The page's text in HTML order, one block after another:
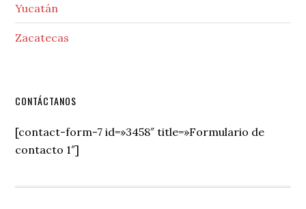
Yucatán
Zacatecas
Secondary
Sidebar
CONTÁCTANOS
[contact-form-7 id=»3458″ title=»Formulario de
contacto 1″]